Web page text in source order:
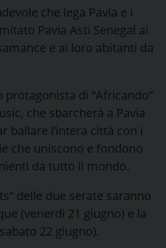
che lega Pavia e i
Pavia Asti Senegal ai
e ai loro abitanti da
protagonista di “Africando”
che sbarcherà a Pavia
ballare l’intera città con i
che uniscono e fondono
da tutto il mondo.
delle due serate saranno
(venerdì 21 giugno) e la
22 giugno).